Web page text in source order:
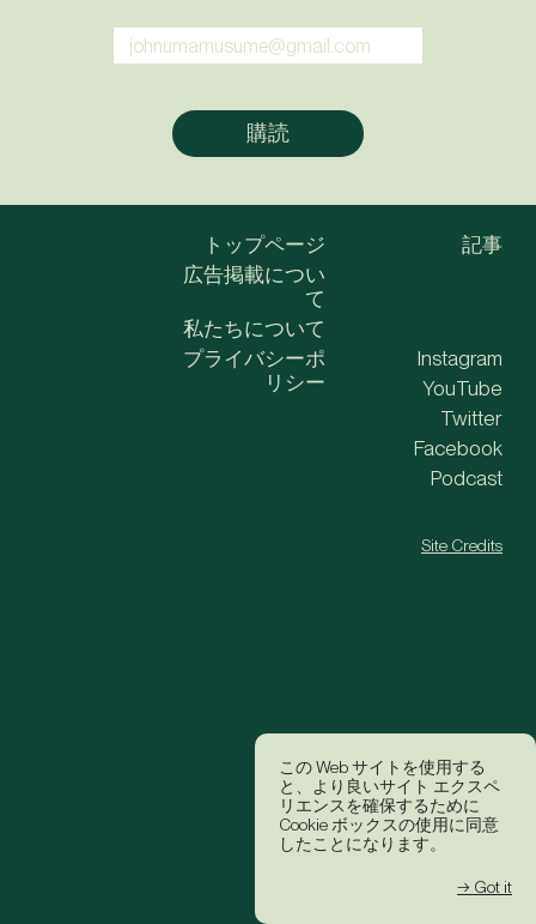
この Web サイトを使用する
と、より良いサイト エクスペ
リエンスを確保するために
Cookie ボックスの使用に同意
したことになります。
→ Got it
トップページ
広告掲載につい
て
私たちについて
記事
プライバシーポ
リシー
Instagram
YouTube
Twitter
Facebook
Podcast
Site Credits